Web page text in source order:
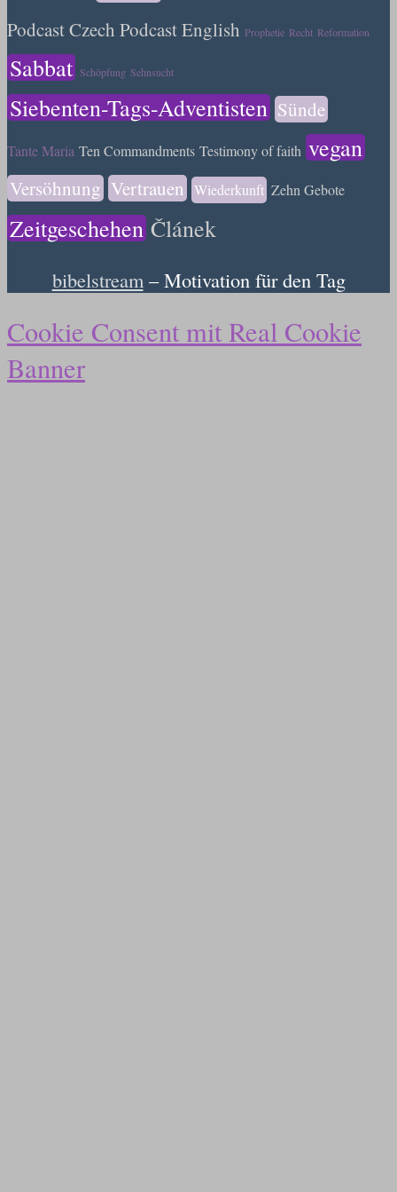
Podcast Czech Podcast English Prophetie Recht Reformation
Sabbat Schöpfung Sehnsucht
Siebenten-Tags-Adventisten Sünde
Tante Maria Ten Commandments Testimony of faith vegan
Versöhnung Vertrauen Wiederkunft Zehn Gebote
Zeitgeschehen Článek
bibelstream– Motivation für den Tag
Cookie Consent mit Real Cookie
Banner